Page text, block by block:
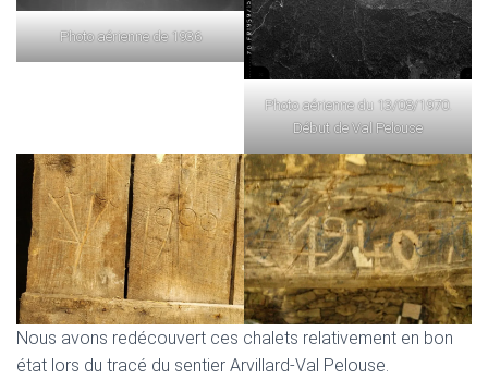
Photo aérienne de 1936
Photo aérienne du 13/08/1970.
Début de Val Pelouse
Nous avons redécouvert ces chalets relativement en bon
état lors du tracé du sentier Arvillard-Val Pelouse.